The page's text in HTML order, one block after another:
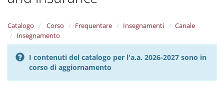
Catalogo Corso Frequentare Insegnamenti
Canale
Insegnamento
I contenuti del catalogo per l'a.a. 2026-2027 sono in
corso di aggiornamento